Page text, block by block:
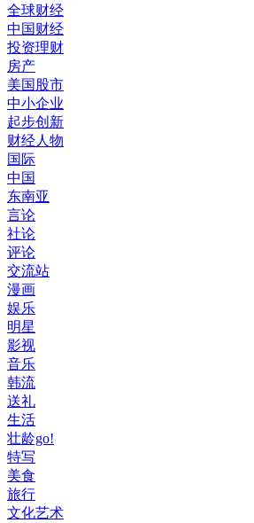
全球财经
中国财经
投资理财
房产
美国股市
中小企业
起步创新
财经人物
国际
中国
东南亚
言论
社论
评论
交流站
漫画
娱乐
明星
影视
音乐
韩流
送礼
生活
壮龄go!
特写
美食
旅行
文化艺术